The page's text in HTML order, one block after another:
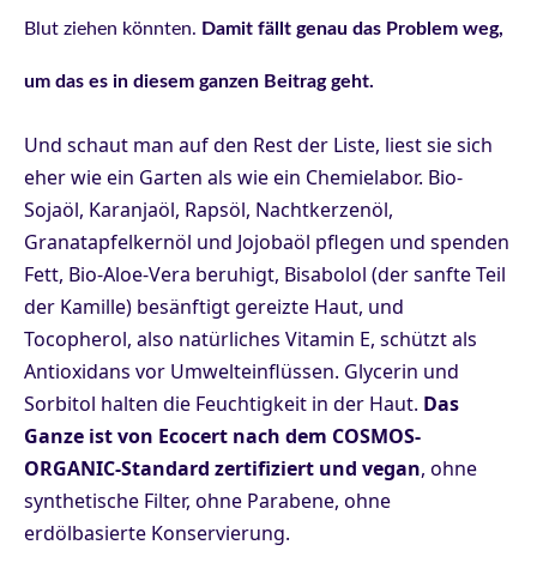
Blut ziehen könnten. Damit fällt genau das Problem weg,
um das es in diesem ganzen Beitrag geht.
Und schaut man auf den Rest der Liste, liest sie sich
eher wie ein Garten als wie ein Chemielabor. Bio-
Sojaöl, Karanjaöl, Rapsöl, Nachtkerzenöl,
Granatapfelkernöl und Jojobaöl pflegen und spenden
Fett, Bio-Aloe-Vera beruhigt, Bisabolol (der sanfte Teil
der Kamille) besänftigt gereizte Haut, und
Tocopherol, also natürliches Vitamin E, schützt als
Antioxidans vor Umwelteinflüssen. Glycerin und
Sorbitol halten die Feuchtigkeit in der Haut. Das
Ganze ist von Ecocert nach dem COSMOS-
ORGANIC-Standard zertifiziert und vegan, ohne
synthetische Filter, ohne Parabene, ohne
erdölbasierte Konservierung.